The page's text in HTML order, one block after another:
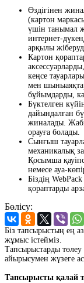
Өздігінен
(картон
үшін танымал
интернет-
арқылы
Картон
кеңсе
мен
бұйымдарды,
Бүктелген
дайындалған
жиналады.
орауға болады.
Сынғыш
механикалық
Қосымша
немесе ауа-
Біздің
қораптарды
Бөлісу:
Біз тапсырыстың ең
жұмыс істейміз.
Тапсырыстарды
айырысумен жүзеге
Тапсырысты қалай